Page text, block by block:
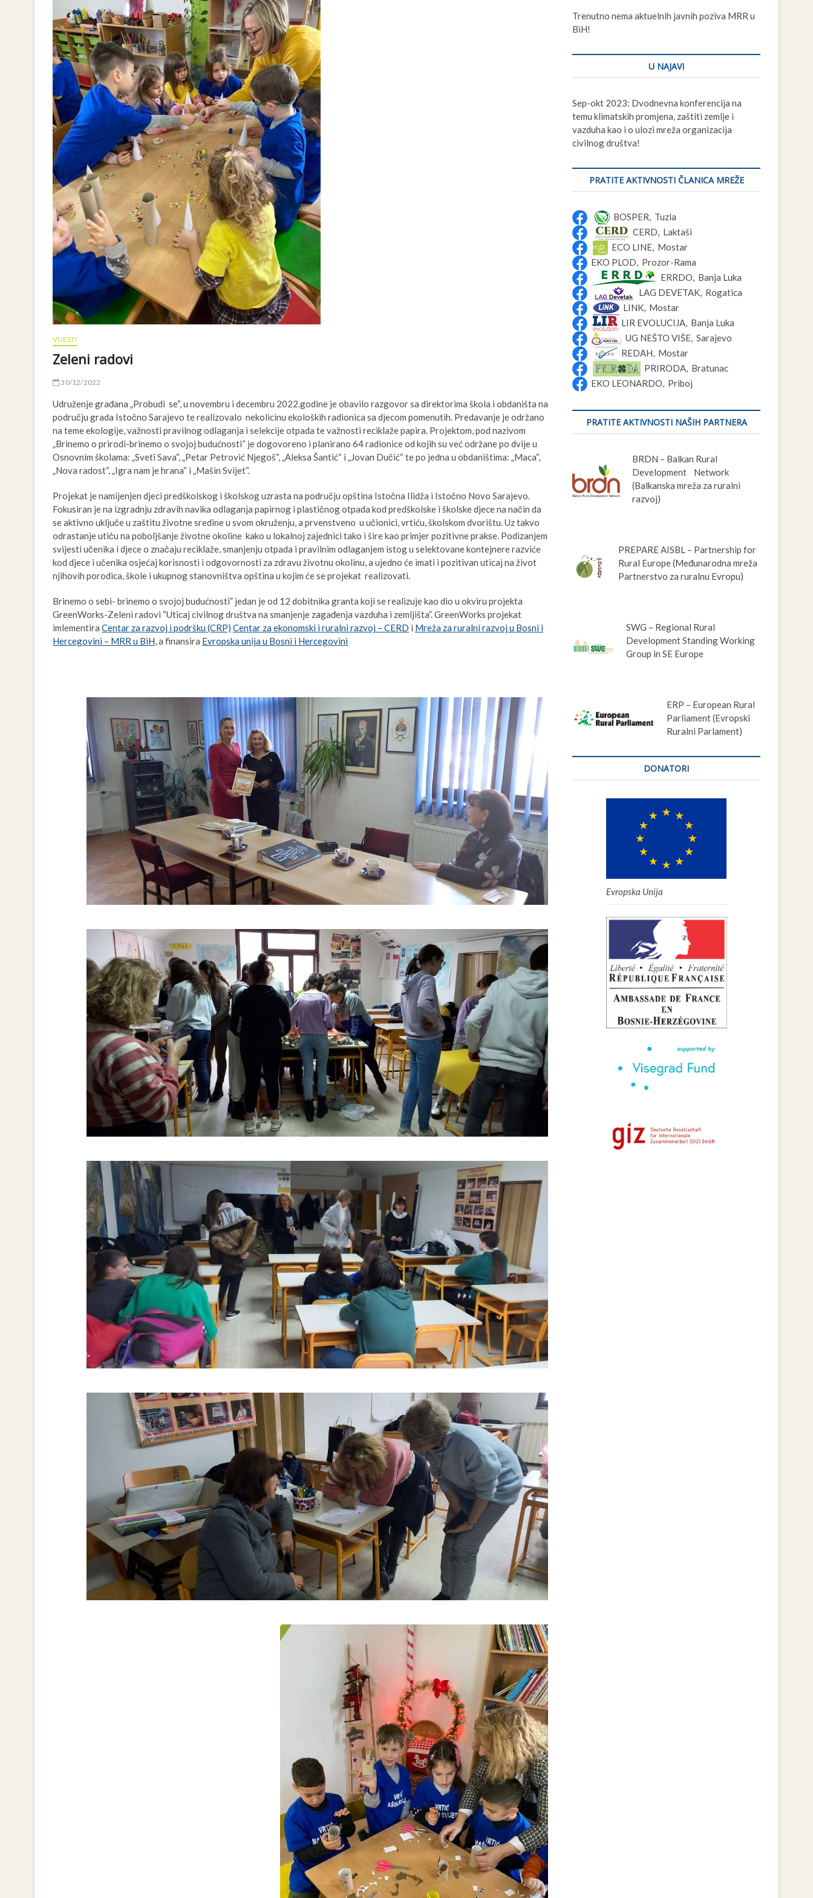
t
VIJESTI
Zeleni radovi
30/12/2022
Udruženje građana „Probudi se“, u novembru i decembru 2022.godine je obavilo razgovor sa direktorima škola i obdaništa na
području grada Istočno Sarajevo te realizovalo nekolicinu ekoloških radionica sa djecom pomenutih. Predavanje je održano
na teme ekologije, važnosti pravilnog odlaganja i selekcije otpada te važnosti reciklaže papira. Projektom, pod nazivom
„Brinemo o prirodi-brinemo o svojoj budućnosti“ je dogovoreno i planirano 64 radionice od kojih su već održane po dvije u
Osnovnim školama: „Sveti Sava“, „Petar Petrović Njegoš“, „Aleksa Šantić“ i „Jovan Dučić“ te po jedna u obdaništima: „Maca“,
„Nova radost“, „Igra nam je hrana“ i „Mašin Svijet“.
Projekat je namijenjen djeci predškolskog i školskog uzrasta na području opština Istočna Ilidža i Istočno Novo Sarajevo.
Fokusiran je na izgradnju zdravih navika odlaganja papirnog i plastičnog otpada kod predškolske i školske djece na način da
se aktivno uključe u zaštitu životne sredine u svom okruženju, a prvenstveno u učionici, vrtiću, školskom dvorištu. Uz takvo
odrastanje utiču na poboljšanje životne okoline kako u lokalnoj zajednici tako i šire kao primjer pozitivne prakse. Podizanjem
svijesti učenika i djece o značaju reciklaže, smanjenju otpada i pravilnim odlaganjem istog u selektovane kontejnere razviće
kod djece i učenika osjećaj korisnosti i odgovornosti za zdravu životnu okolinu, a ujedno će imati i pozitivan uticaj na život
njihovih porodica, škole i ukupnog stanovništva opština u kojim će se projekat realizovati.
Brinemo o sebi- brinemo o svojoj budućnosti” jedan je od 12 dobitnika granta koji se realizuje kao dio u okviru projekta
GreenWorks-Zeleni radovi “Uticaj civilnog društva na smanjenje zagađenja vazduha i zemljišta”. GreenWorks projekat
imlementira Centar za razvoj i podršku (CRP) Centar za ekonomski i ruralni razvoj – CERD i Mreža za ruralni razvoj u Bosni i
Hercegovini – MRR u BiH, a finansira Evropska unija u Bosni i Hercegovini
Trenutno nema aktuelnih javnih poziva MRR u
BiH!
U NAJAVI
Sep-okt 2023: Dvodnevna konferencija na
temu klimatskih promjena, zaštiti zemlje i
vazduha kao i o ulozi mreža organizacija
civilnog društva!
PRATITE AKTIVNOSTI ČLANICA MREŽE
BOSPER, Tuzla
CERD, Laktaši
ECO LINE, Mostar
EKO PLOD, Prozor-Rama
ERRDO, Banja Luka
LAG DEVETAK, Rogatica
LINK, Mostar
LIR EVOLUCIJA, Banja Luka
UG NEŠTO VIŠE, Sarajevo
REDAH, Mostar
PRIRODA, Bratunac
EKO LEONARDO, Priboj
PRATITE AKTIVNOSTI NAŠIH PARTNERA
BRDN – Balkan Rural
Development Network
(Balkanska mreža za ruralni
razvoj)
PREPARE AISBL – Partnership for
Rural Europe (Međunarodna mreža
Partnerstvo za ruralnu Evropu)
SWG – Regional Rural
Development Standing Working
Group in SE Europe
ERP – European Rural
Parliament (Evropski
Ruralni Parlament)
DONATORI
Evropska Unija